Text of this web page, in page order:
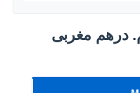
درهم مغربى